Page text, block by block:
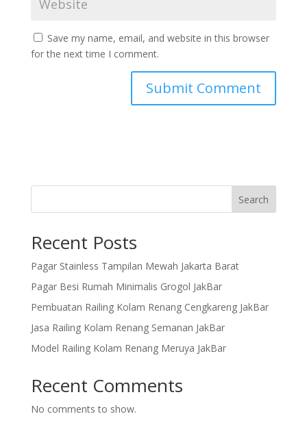
Save my name, email, and website in this browser
for the next time I comment.
Search
Recent Posts
Pagar Stainless Tampilan Mewah Jakarta Barat
Pagar Besi Rumah Minimalis Grogol JakBar
Pembuatan Railing Kolam Renang Cengkareng JakBar
Jasa Railing Kolam Renang Semanan JakBar
Model Railing Kolam Renang Meruya JakBar
Recent Comments
No comments to show.